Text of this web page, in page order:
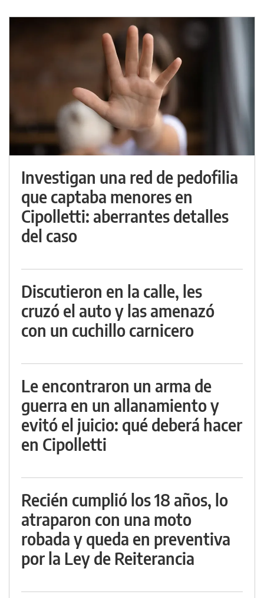
Investigan una red de pedofilia
que captaba menores en
Cipolletti: aberrantes detalles
del caso
Discutieron en la calle, les
cruzó el auto y las amenazó
con un cuchillo carnicero
Le encontraron un arma de
guerra en un allanamiento y
evitó el juicio: qué deberá hacer
en Cipolletti
Recién cumplió los 18 años, lo
atraparon con una moto
robada y queda en preventiva
por la Ley de Reiterancia